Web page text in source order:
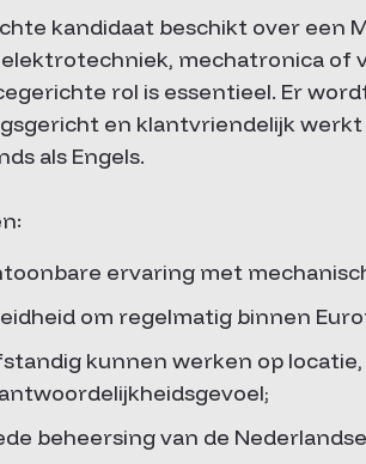
kandidaat beschikt over een
mechatronica of
rol is essentieel. Er
en klantvriendelijk
als Engels.
ervaring met
om regelmatig binnen
kunnen werken op
beheersing van de